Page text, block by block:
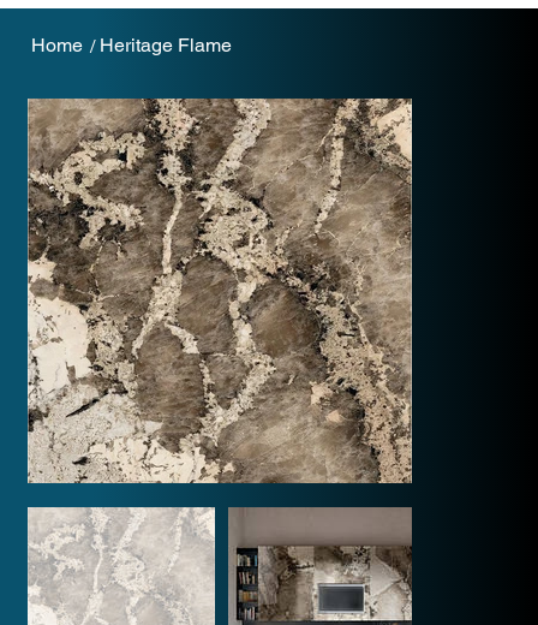
Home / Heritage Flame